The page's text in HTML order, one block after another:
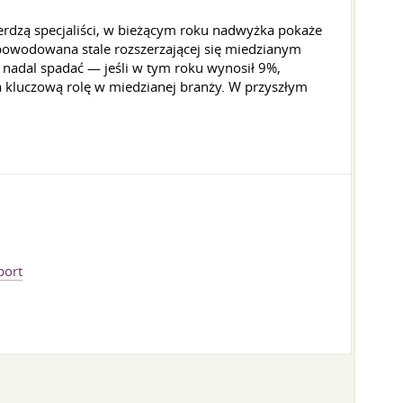
specjaliści, w bieżącym roku nadwyżka pokaże
stale rozszerzającej się miedzianym
spadać — jeśli w tym roku wynosił 9%,
rolę w miedzianej branży. W przyszłym